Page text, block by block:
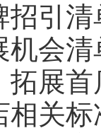
招引
机会
拓展
关